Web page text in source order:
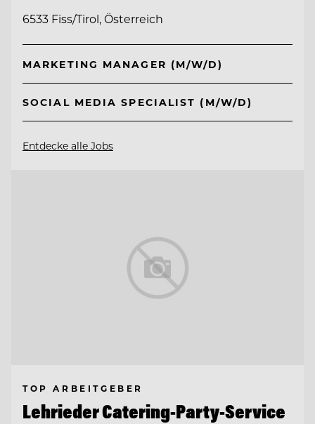
6533 Fiss/Tirol, Österreich
MARKETING MANAGER (M/W/D)
SOCIAL MEDIA SPECIALIST (M/W/D)
Entdecke alle Jobs
TOP ARBEITGEBER
Lehrieder Catering-Party-Service